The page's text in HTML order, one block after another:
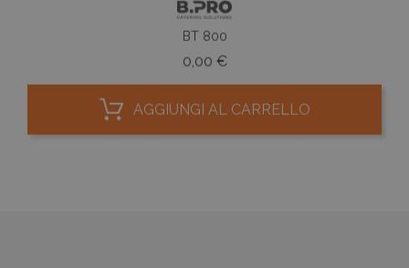
BT 800
0,00 €Prezzo
AGGIUNGI AL CARRELLO